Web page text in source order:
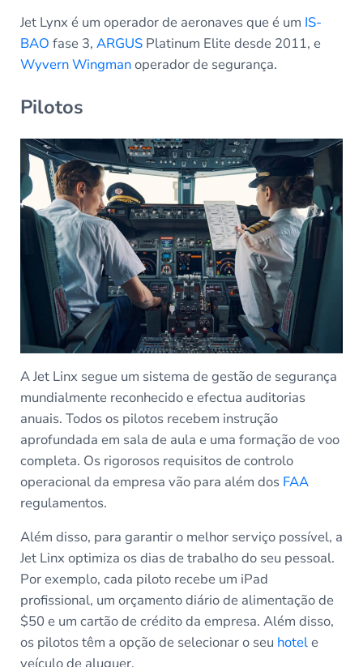
Jet Lynx é um operador de aeronaves que é um IS-
BAO fase 3, ARGUSPlatinum Elite desde 2011, e
Wyvern Wingmanoperador de segurança.
Pilotos
A Jet Linx segue um sistema de gestão de segurança
mundialmente reconhecido e efectua auditorias
anuais. Todos os pilotos recebem instrução
aprofundada em sala de aula e uma formação de voo
completa. Os rigorosos requisitos de controlo
operacional da empresa vão para além dos FAA
regulamentos.
Além disso, para garantir o melhor serviço possível, a
Jet Linx optimiza os dias de trabalho do seu pessoal.
Por exemplo, cada piloto recebe um iPad
profissional, um orçamento diário de alimentação de
$50 e um cartão de crédito da empresa. Além disso,
os pilotos têm a opção de selecionar o seu hotele